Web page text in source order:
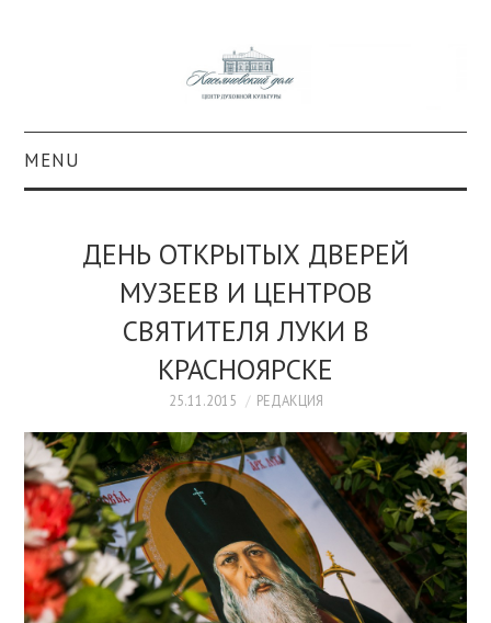
MENU
КОЛЛЕКЦИИ
#КАСДОМ
ОБРАЗОВАНИЕ
ПРОСВЕЩЕНИЕ
ДЕНЬ ОТКРЫТЫХ ДВЕРЕЙ
МУЗЕЕВ И ЦЕНТРОВ
СВЯТИТЕЛЯ ЛУКИ В
КРАСНОЯРСКЕ
25.11.2015 РЕДАКЦИЯ